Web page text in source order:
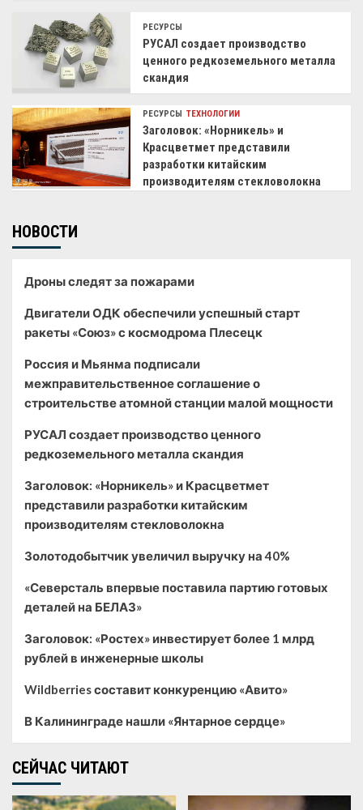
РЕСУРСЫ
РУСАЛ создает производство
ценного редкоземельного металла
скандия
РЕСУРСЫ ТЕХНОЛОГИИ
Заголовок: «Норникель» и
Красцветмет представили
разработки китайским
производителям стекловолокна
НОВОСТИ
Дроны следят за пожарами
Двигатели ОДК обеспечили успешный старт
ракеты «Союз» с космодрома Плесецк
Россия и Мьянма подписали
межправительственное соглашение о
строительстве атомной станции малой мощности
РУСАЛ создает производство ценного
редкоземельного металла скандия
Заголовок: «Норникель» и Красцветмет
представили разработки китайским
производителям стекловолокна
Золотодобытчик увеличил выручку на 40%
«Северсталь впервые поставила партию готовых
деталей на БЕЛАЗ»
Заголовок: «Ростех» инвестирует более 1 млрд
рублей в инженерные школы
Wildberries составит конкуренцию «Авито»
В Калининграде нашли «Янтарное сердце»
СЕЙЧАС ЧИТАЮТ